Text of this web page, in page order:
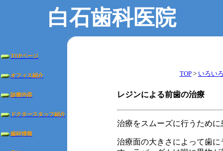
白石歯科医院
TOPページ
オフィス紹介
診療内容
ドクタースタッフ紹介
歯科情報
TOP> いろい
レジンによる前歯の治療
治療をスムーズに行うため
治療面の大きさによって歯